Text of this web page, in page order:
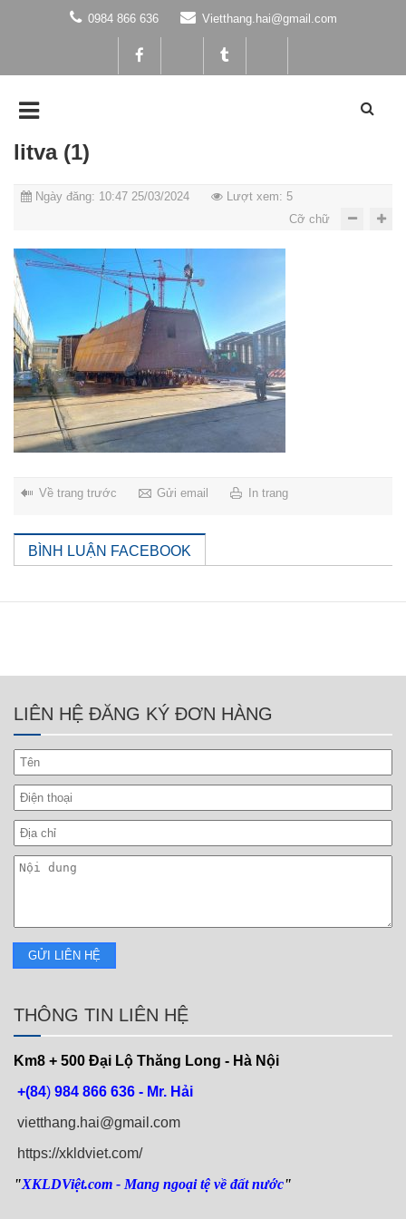
0984 866 636 Vietthang.hai@gmail.com
litva (1)
Ngày đăng: 10:47 25/03/2024
Lượt xem: 5
Cỡ chữ
Về trang trước Gửi email In trang
BÌNH LUẬN FACEBOOK
LIÊN HỆ ĐĂNG KÝ ĐƠN HÀNG
THÔNG TIN LIÊN HỆ
Km8 + 500 Đại Lộ Thăng Long - Hà Nội
+(84) 984 866 636 - Mr. Hải
vietthang.hai@gmail.com
https://xkldviet.com/
"XKLDViệt.com - Mang ngoại tệ về đất nước"